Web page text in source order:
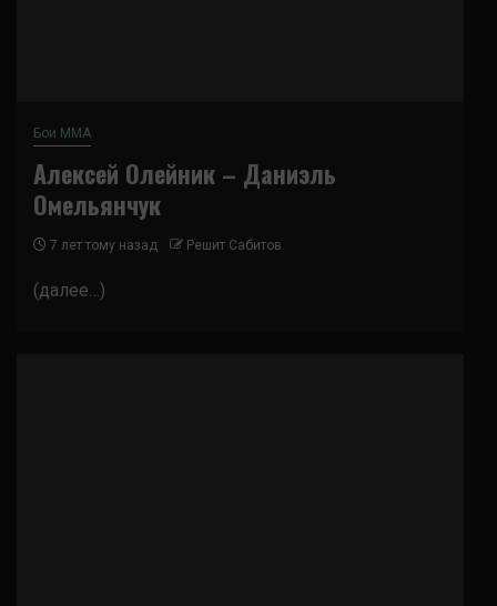
Бои ММА
Алексей Олейник – Даниэль
Омельянчук
7 лет тому назад Решит Сабитов
(далее…)